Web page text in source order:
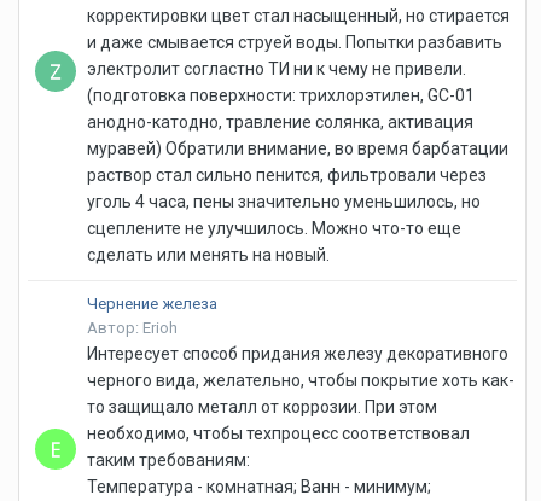
корректировки цвет стал насыщенный, но стирается
и даже смывается струей воды. Попытки разбавить
электролит согластно ТИ ни к чему не привели.
(подготовка поверхности: трихлорэтилен, GC-01
анодно-катодно, травление солянка, активация
муравей) Обратили внимание, во время барбатации
раствор стал сильно пенится, фильтровали через
уголь 4 часа, пены значительно уменьшилось, но
сцеплените не улучшилось. Можно что-то еще
сделать или менять на новый.
Чернение железа
Автор: Erioh
Интересует способ придания железу декоративного
черного вида, желательно, чтобы покрытие хоть как-
то защищало металл от коррозии. При этом
необходимо, чтобы техпроцесс соответствовал
таким требованиям:
Температура - комнатная; Ванн - минимум;